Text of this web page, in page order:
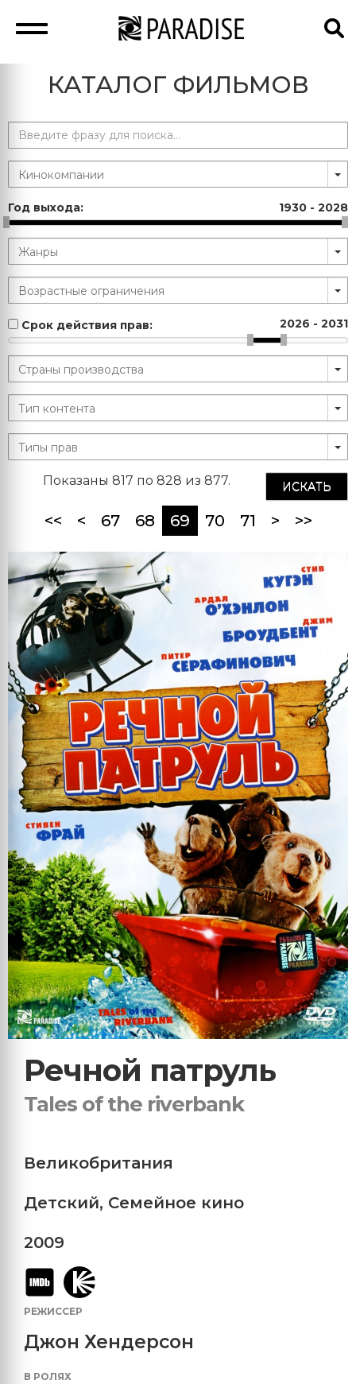
КАТАЛОГ ФИЛЬМОВ
Год выхода: 1930 - 2028
Срок действия прав: 2026 - 2031
ИСКАТЬ
Показаны 817 по 828 из 877.
<< < 67 68 69(current)
70 71 > >>
Речной патруль
Tales of the riverbank
Великобритания
Детский, Семейное кино
2009
РЕЖИССЕР
Джон Хендерсон
В РОЛЯХ